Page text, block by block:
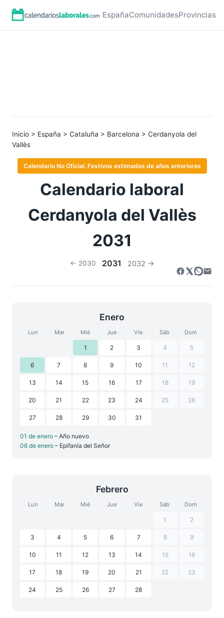
EspañaComunidadesProvincias
Inicio > España > Cataluña > Barcelona > Cerdanyola del
Vallès
Calendario No Oficial. Festivos estimados de años anteriores
Calendario laboral
Cerdanyola del Vallès
2031
← 2030 2031 2032 →
Enero
Lun Mar Mié Jue Vie Sáb Dom
1 2 3 4 5
6 7 8 9 10 11 12
13 14 15 16 17 18 19
20 21 22 23 24 25 26
27 28 29 30 31
01 de enero – Año nuevo
06 de enero – Epifanía del Señor
Febrero
Lun Mar Mié Jue Vie Sáb Dom
1 2
3 4 5 6 7 8 9
10 11 12 13 14 15 16
17 18 19 20 21 22 23
24 25 26 27 28